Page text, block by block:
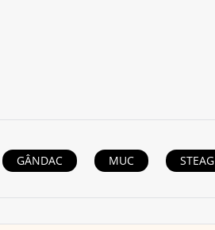
GÂNDAC MUC STEAG